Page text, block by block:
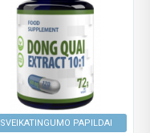
SVEIKATINGUMO PAPILDAI